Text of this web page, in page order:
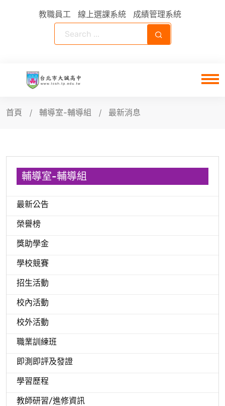
教職員工 線上選課系統 成績管理系統
首頁 輔導室-輔導組 最新消息
輔導室-輔導組
最新公告
榮譽榜
獎助學金
學校競賽
招生活動
校內活動
校外活動
職業訓練班
即測即評及發證
學習歷程
教師研習/進修資訊